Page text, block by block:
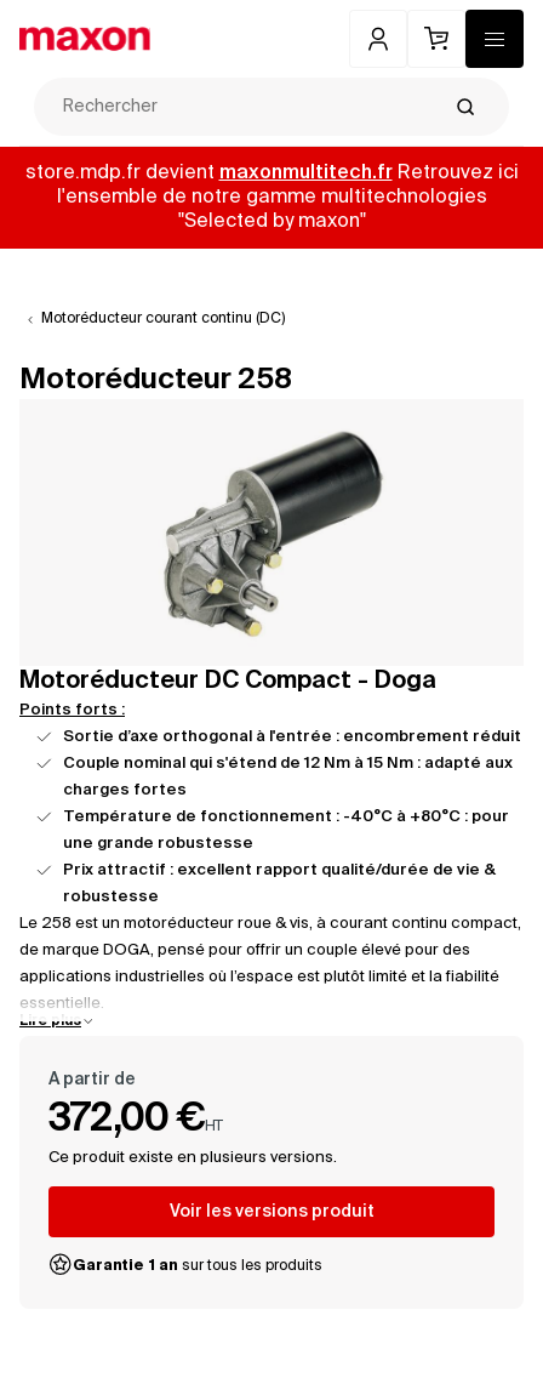
Mon compte
Panier
store.mdp.fr devient maxonmultitech.frRetrouvez ici
l'ensemble de notre gamme multitechnologies
"Selected by maxon"
Motoréducteur courant continu (DC)
Motoréducteur 258
Motoréducteur DC Compact - Doga
Points forts :
Sortie d’axe orthogonal à l'entrée : encombrement réduit
Couple nominal qui s'étend de 12 Nm à 15 Nm : adapté aux
charges fortes
Température de fonctionnement : -40°C à +80°C : pour
une grande robustesse
Prix attractif : excellent rapport qualité/durée de vie &
robustesse
Le 258 est un motoréducteur roue & vis, à courant continu compact,
de marque DOGA, pensé pour offrir un couple élevé pour des
applications industrielles où l’espace est plutôt limité et la fiabilité
essentielle.
Grâce à sa sortie d’axe orthogonale à l'entrée, il s’intègre
Avec un un couple nominal de 12Nm à 15Nm, associé à une vitesse
nominale de 40 à 50 tr/min, ce motoréducteur garantit une
transmission robuste et durable. Conçu pour les environnements
exigeants, il fonctionne dans une plage de température étendue de
-40°C à +80°C.
Lire plus
A partir de
372,00 €HT
Ce produit existe en plusieurs versions.
Voir les versions produit
Garantie 1 an sur tous les produits